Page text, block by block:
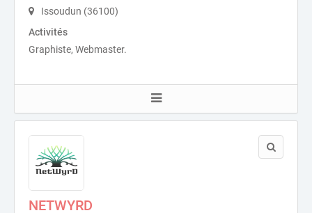
Issoudun (36100)
Activités
Graphiste, Webmaster.
NETWYRD